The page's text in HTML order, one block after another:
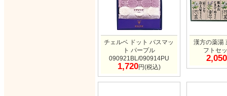
チェルベ ドット バスマッ
ト パープル
090921BL/090914PU
1,720円(税込)
漢方の薬湯
フトセ
2,050